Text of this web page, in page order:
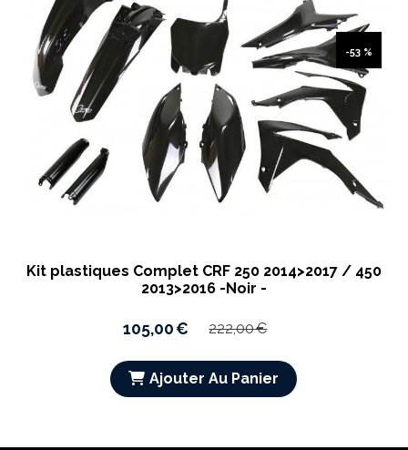
-53 %
Kit plastiques Complet CRF 250 2014>2017 / 450
2013>2016 -Noir -
105,00€ 222,00€
Ajouter Au Panier